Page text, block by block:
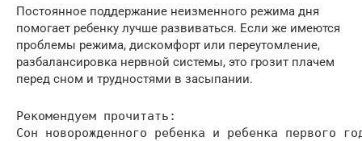
Постоянное поддержание неизменного режима дня
помогает ребенку лучше развиваться. Если же имеются
проблемы режима, дискомфорт или переутомление,
разбалансировка нервной системы, это грозит плачем
перед сном и трудностями в засыпании.
Рекомендуем прочитать:
Сон новорожденного ребенка и ребенка первого